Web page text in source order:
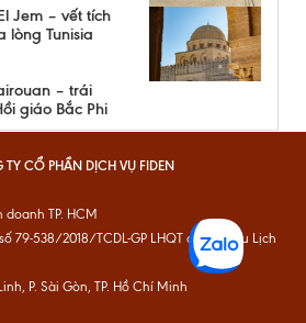
Jem – vết tích
lòng Tunisia
– trái
giáo Bắc Phi
TY CỔ PHẦN DỊCH VỤ FIDEN
TP. HCM
79-538/2018/TCDL-GP LHQT do Cục Du Lịch
P. Sài Gòn, TP. Hồ Chí Minh